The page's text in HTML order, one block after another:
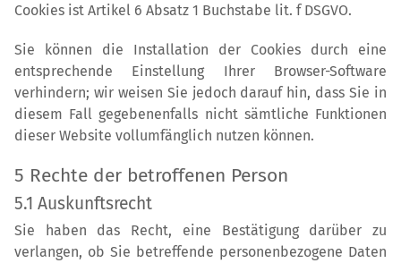
Cookies ist Artikel 6 Absatz 1 Buchstabe lit. f DSGVO.
Sie können die Installation der Cookies durch eine
entsprechende Einstellung Ihrer Browser-Software
verhindern; wir weisen Sie jedoch darauf hin, dass Sie in
diesem Fall gegebenenfalls nicht sämtliche Funktionen
dieser Website vollumfänglich nutzen können.
5 Rechte der betroffenen Person
5.1 Auskunftsrecht
Sie haben das Recht, eine Bestätigung darüber zu
verlangen, ob Sie betreffende personenbezogene Daten